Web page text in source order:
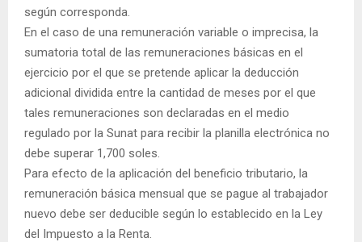
según corresponda.
En el caso de una remuneración variable o imprecisa, la
sumatoria total de las remuneraciones básicas en el
ejercicio por el que se pretende aplicar la deducción
adicional dividida entre la cantidad de meses por el que
tales remuneraciones son declaradas en el medio
regulado por la Sunat para recibir la planilla electrónica no
debe superar 1,700 soles.
Para efecto de la aplicación del beneficio tributario, la
remuneración básica mensual que se pague al trabajador
nuevo debe ser deducible según lo establecido en la Ley
del Impuesto a la Renta.